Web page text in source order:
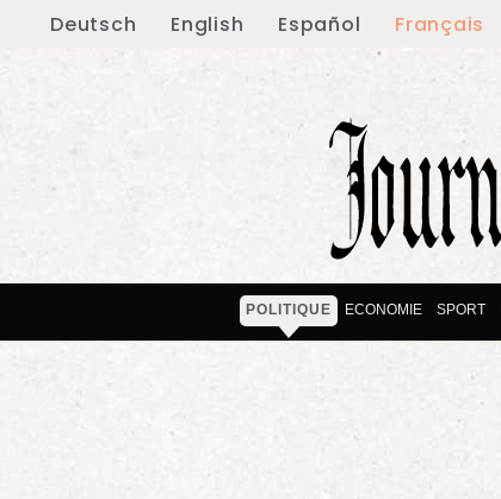
Deutsch English Español Français
POLITIQUE ECONOMIE SPORT